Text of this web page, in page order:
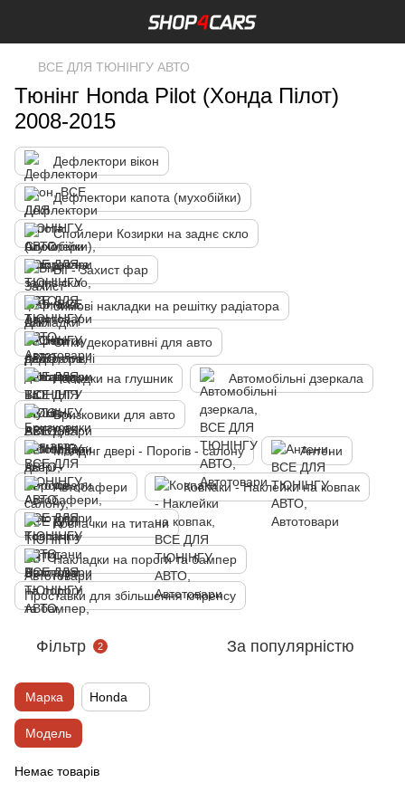
ВСЕ ДЛЯ ТЮНІНГУ АВТО
Тюнінг Honda Pilot (Хонда Пілот)
2008-2015
Дефлектори вікон
Дефлектори капота (мухобійки)
Спойлери Козирки на заднє скло
Вії - Захист фар
Зимові накладки на решітку радіатора
Сітки декоративні для авто
Насадки на глушник Автомобільні дзеркала
Бризковики для авто
Молдінг двері - Порогів - салону Антени
Автобафери Ковпаки - Наклейки на ковпак
Ковпачки на титани
Накладки на пороги та бампер
Проставки для збільшення кліренсу
Фільтр 2 За популярністю
Марка Honda
Модель
Немає товарів